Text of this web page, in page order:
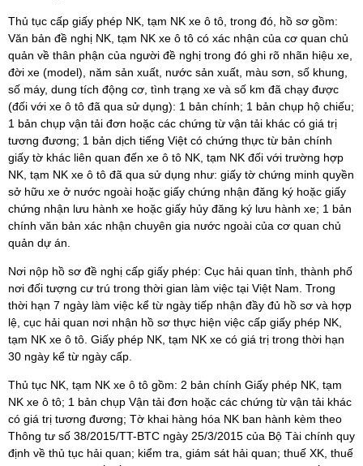
Thủ tục cấp giấy phép NK, tạm NK xe ô tô, trong đó, hồ sơ gồm:
Văn bản đề nghị NK, tạm NK xe ô tô có xác nhận của cơ quan chủ
quản về thân phận của người đề nghị trong đó ghi rõ nhãn hiệu xe,
đời xe (model), năm sản xuất, nước sản xuất, màu sơn, số khung,
số máy, dung tích động cơ, tình trạng xe và số km đã chạy được
(đối với xe ô tô đã qua sử dụng): 1 bản chính; 1 bản chụp hộ chiếu;
1 bản chụp vận tải đơn hoặc các chứng từ vận tải khác có giá trị
tương đương; 1 bản dịch tiếng Việt có chứng thực từ bản chính
giấy tờ khác liên quan đến xe ô tô NK, tạm NK đối với trường hợp
NK, tạm NK xe ô tô đã qua sử dụng như: giấy tờ chứng minh quyền
sở hữu xe ở nước ngoài hoặc giấy chứng nhận đăng ký hoặc giấy
chứng nhận lưu hành xe hoặc giấy hủy đăng ký lưu hành xe; 1 bản
chính văn bản xác nhận chuyên gia nước ngoài của cơ quan chủ
quản dự án.
Nơi nộp hồ sơ đề nghị cấp giấy phép: Cục hải quan tỉnh, thành phố
nơi đối tượng cư trú trong thời gian làm việc tại Việt Nam. Trong
thời hạn 7 ngày làm việc kể từ ngày tiếp nhận đầy đủ hồ sơ và hợp
lệ, cục hải quan nơi nhận hồ sơ thực hiện việc cấp giấy phép NK,
tạm NK xe ô tô. Giấy phép NK, tạm NK xe có giá trị trong thời hạn
30 ngày kể từ ngày cấp.
Thủ tục NK, tạm NK xe ô tô gồm: 2 bản chính Giấy phép NK, tạm
NK xe ô tô; 1 bản chụp Vận tải đơn hoặc các chứng từ vận tải khác
có giá trị tương đương; Tờ khai hàng hóa NK ban hành kèm theo
Thông tư số 38/2015/TT-BTC ngày 25/3/2015 của Bộ Tài chính quy
định về thủ tục hải quan; kiểm tra, giám sát hải quan; thuế XK, thuế